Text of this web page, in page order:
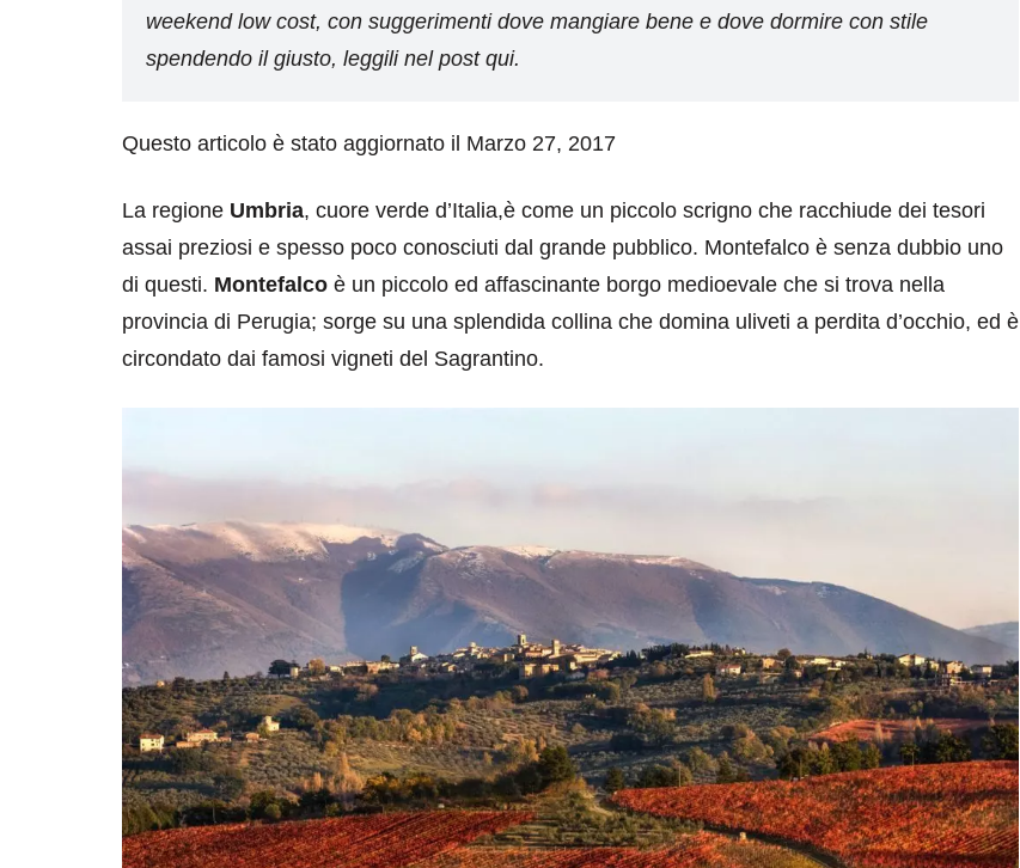
weekend low cost, con suggerimenti dove mangiare bene e dove dormire con stile
spendendo il giusto, leggili nel post qui.
Questo articolo è stato aggiornato il Marzo 27, 2017
La regione Umbria, cuore verde d’Italia,è come un piccolo scrigno che racchiude dei tesori
assai preziosi e spesso poco conosciuti dal grande pubblico. Montefalco è senza dubbio uno
di questi. Montefalco è un piccolo ed affascinante borgo medioevale che si trova nella
provincia di Perugia; sorge su una splendida collina che domina uliveti a perdita d’occhio, ed è
circondato dai famosi vigneti del Sagrantino.